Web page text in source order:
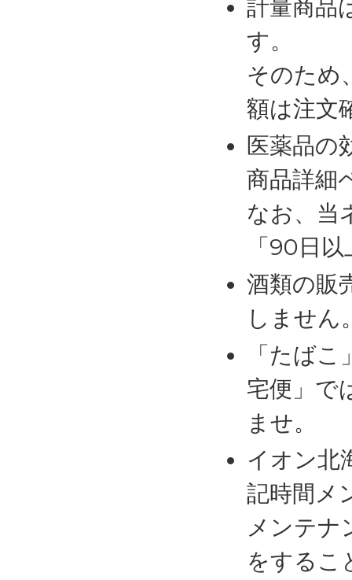
計量商品
す。
そのため
額は注文
医薬品の
商品詳細
なお、当
「90日
酒類の販
しません
「たば
宅便」で
ませ。
イオン北
記時間メ
メンテナ
をするこ